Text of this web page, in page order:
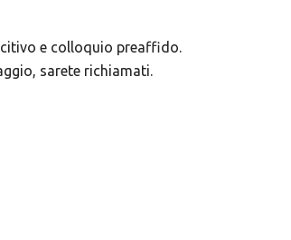
e colloquio preaffido.
sarete richiamati.